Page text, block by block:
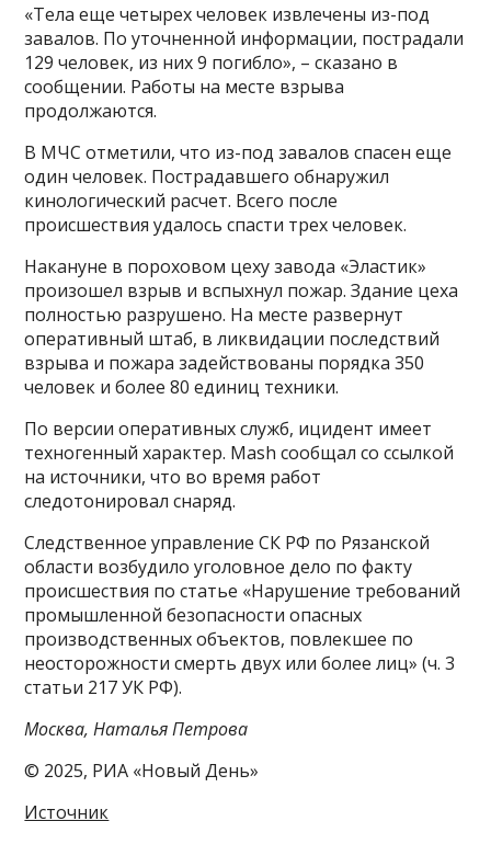
«Тела еще четырех человек извлечены из-под
завалов. По уточненной информации, пострадали
129 человек, из них 9 погибло», – сказано в
сообщении. Работы на месте взрыва
продолжаются.
В МЧС отметили, что из-под завалов спасен еще
один человек. Пострадавшего обнаружил
кинологический расчет. Всего после
происшествия удалось спасти трех человек.
Накануне в пороховом цеху завода «Эластик»
произошел взрыв и вспыхнул пожар. Здание цеха
полностью разрушено. На месте развернут
оперативный штаб, в ликвидации последствий
взрыва и пожара задействованы порядка 350
человек и более 80 единиц техники.
По версии оперативных служб, ицидент имеет
техногенный характер. Mash сообщал со ссылкой
на источники, что во время работ
следотонировал снаряд.
Следственное управление СК РФ по Рязанской
области возбудило уголовное дело по факту
происшествия по статье «Нарушение требований
промышленной безопасности опасных
производственных объектов, повлекшее по
неосторожности смерть двух или более лиц» (ч. 3
статьи 217 УК РФ).
Москва, Наталья Петрова
© 2025, РИА «Новый День»
Источник